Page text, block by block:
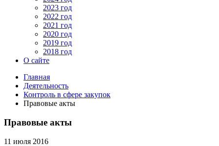
2023 год
2022 год
2021 год
2020 год
2019 год
2018 год
О сайте
Главная
Деятельность
Контроль в сфере закупок
Правовые акты
Правовые акты
11 июля 2016